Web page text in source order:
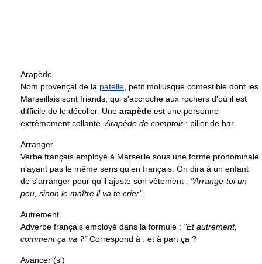
Arapède
Nom provençal de la patelle , petit mollusque comestible dont les
Marseillais sont friands, qui s'accroche aux rochers d'où il est
difficile de le décoller. Une arapède est une personne
extrêmement collante. Arapède de comptoir : pilier de bar.
Arranger
Verbe français employé à Marseille sous une forme pronominale
n'ayant pas le même sens qu'en français. On dira à un enfant
de s'arranger pour qu'il ajuste son vêtement : "Arrange-toi un
peu, sinon le maître il va te crier".
Autrement
Adverbe français employé dans la formule : "Et autrement,
comment ça va ?"Correspond à : et à part ça ?
Avancer (s')